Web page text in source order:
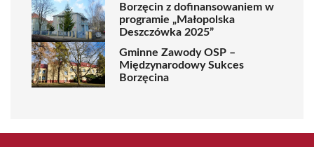
Borzęcin z dofinansowaniem w
programie „Małopolska
Deszczówka 2025”
Gminne Zawody OSP –
Międzynarodowy Sukces
Borzęcina